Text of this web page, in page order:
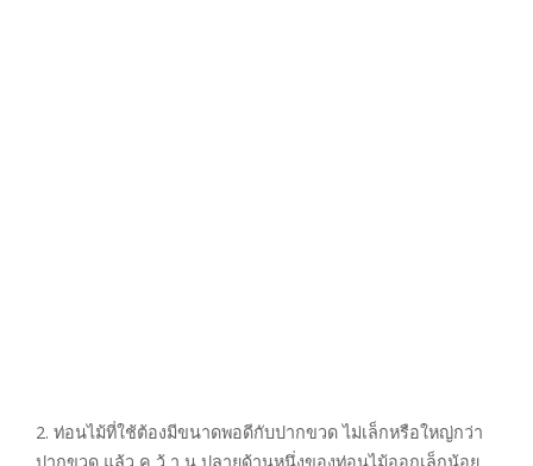
2. ท่อนไม้ที่ใช้ต้องมีขนาดพอดีกับปากขวด ไม่เล็กหรือใหญ่กว่า